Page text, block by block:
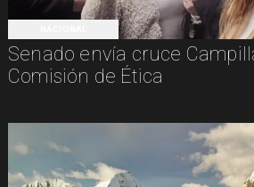
Senado envía cruce
Comisión de Ética